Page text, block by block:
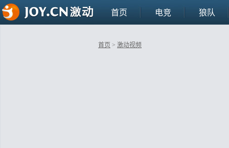
首页 电竞 狼队
首页 > 激动视频